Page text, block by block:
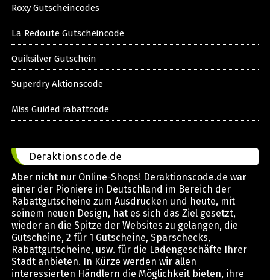
Roxy Gutscheincodes
La Redoute Gutscheincode
Quiksilver Gutschein
Superdry Aktionscode
Miss Guided rabattcode
Deraktionscode.de
Aber nicht nur Online-Shops! Deraktionscode.de war
einer der Pioniere in Deutschland im Bereich der
Rabattgutscheine zum Ausdrucken und heute, mit
seinem neuen Design, hat es sich das Ziel gesetzt,
wieder an die Spitze der Websites zu gelangen, die
Gutscheine, 2 für 1 Gutscheine, Sparschecks,
Rabattgutscheine, usw. für die Ladengeschäfte Ihrer
Stadt anbieten. In Kürze werden wir allen
interessierten Händlern die Möglichkeit bieten, ihre